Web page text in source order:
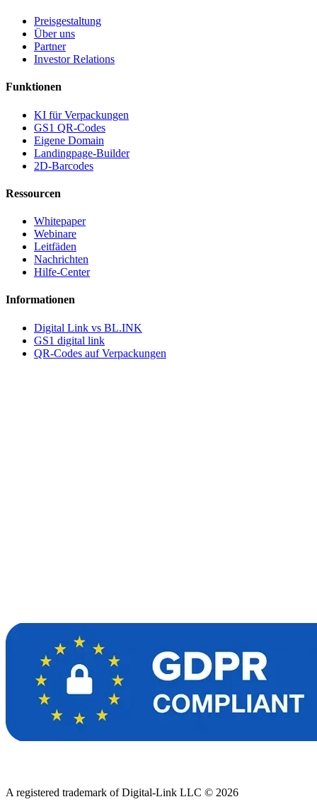
Preisgestaltung
Über uns
Partner
Investor Relations
Funktionen
KI für Verpackungen
GS1 QR-Codes
Eigene Domain
Landingpage-Builder
2D-Barcodes
Ressourcen
Whitepaper
Webinare
Leitfäden
Nachrichten
Hilfe-Center
Informationen
Digital Link vs BL.INK
GS1 digital link
QR-Codes auf Verpackungen
A registered trademark of Digital-Link LLC © 2026